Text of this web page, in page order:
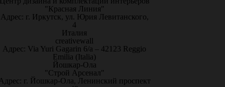
"Красная Линия"
Адрес: г. Иркутск, ул. Юрия Левитанского,
4
Италия
creativewall
Адрес: Via Yuri Gagarin 6/a – 42123 Reggio
Emilia (Italia)
Йошкар-Ола
"Строй Арсенал"
г. Йошкар-Ола, Ленинский проспект